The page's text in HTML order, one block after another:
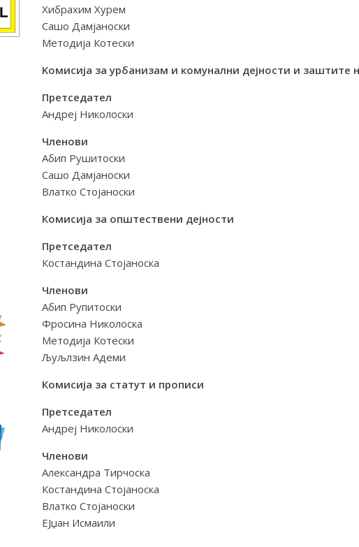
Хибрахим Хурем
Сашо Дамјаноски
Методија Котески
Kомисија за урбанизам и комунални дејности и заштите
Претседател
Андреј Николоски
Членови
Абип Рушитоски
Сашо Дамјаноски
Влатко Стојаноски
Комисија за општествени дејности
Претседател
Костандина Стојаноска
Членови
Абип Рупитоски
Фросина Николоска
Методија Котески
Љуљлзин Адеми
Комисија за статут и прописи
Претседател
Андреј Николоски
Членови
Александра Тирчоска
Костандина Стојаноска
Влатко Стојаноски
ЕЈџан Исмаили